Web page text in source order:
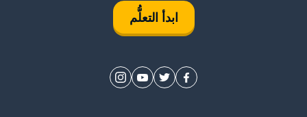
ابدأ التعلُّم